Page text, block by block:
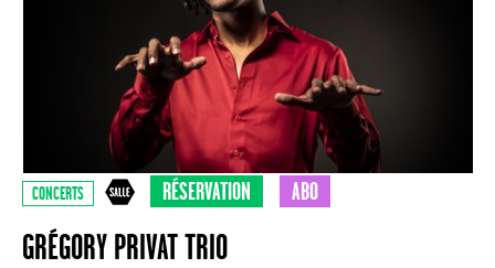
CONCERTS RÉSERVATION ABO
GRÉGORY PRIVAT TRIO